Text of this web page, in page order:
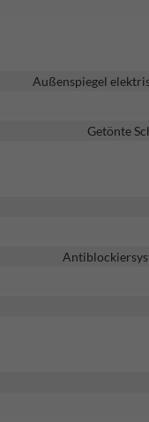
Außenspiegel
Getönte